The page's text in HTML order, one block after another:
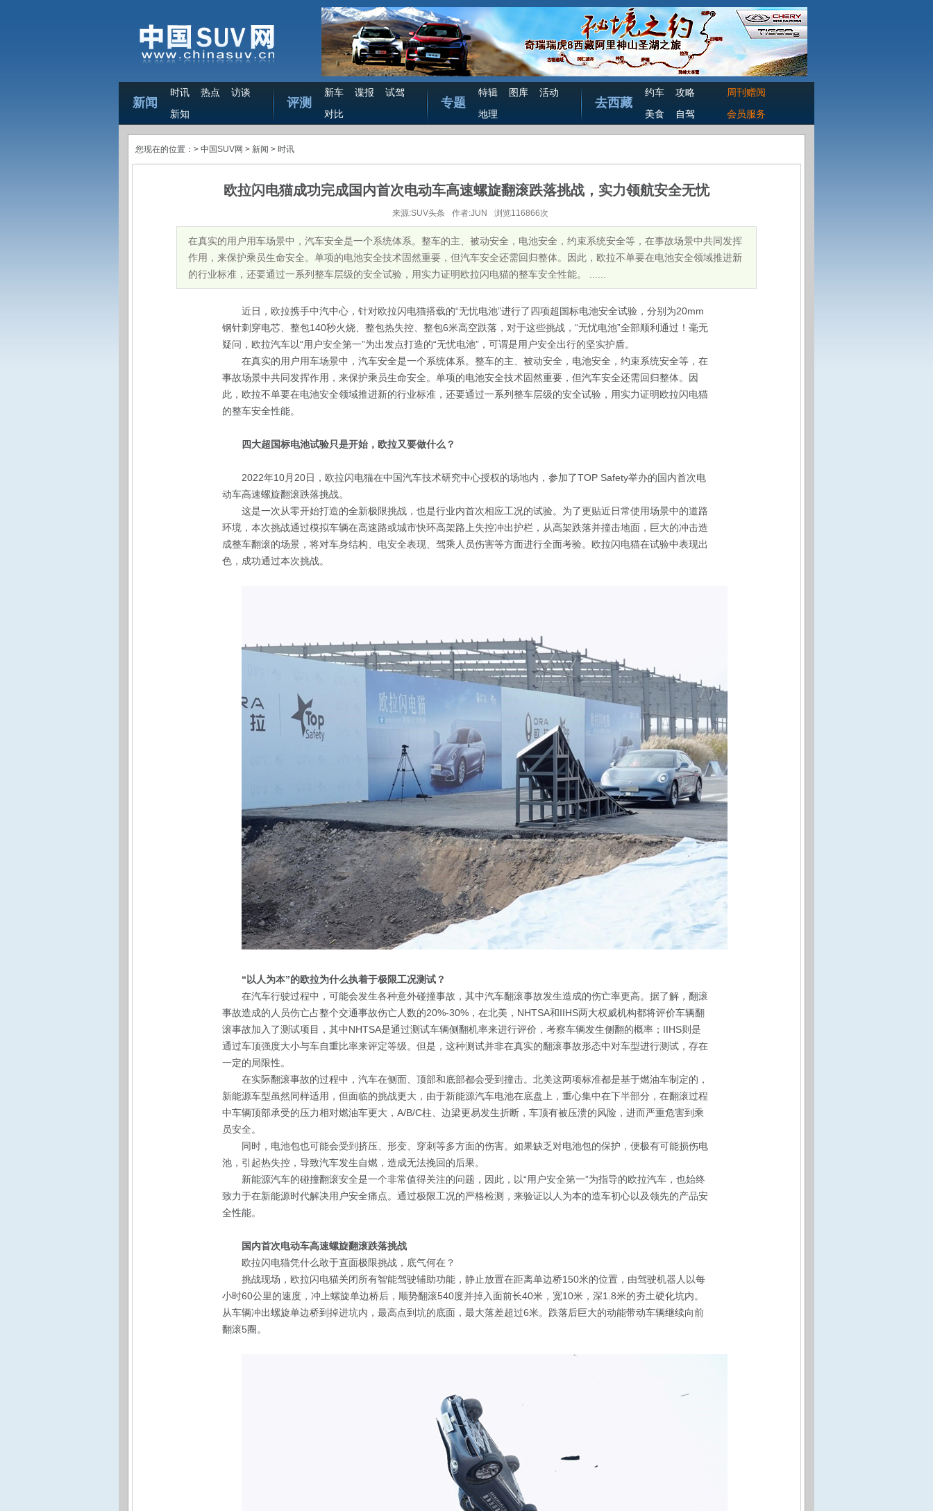
新闻
时讯 热点
访谈
新知
评测
新车 谍报
试驾
对比
专题
特辑 图库
活动
地理
去西藏
约车
攻略
美食
自驾
周刊赠阅
会员服务
您现在的位置：> 中国SUV网 > 新闻 > 时讯
欧拉闪电猫成功完成国内首次电动车高速螺旋翻滚跌落挑战，实力领航安全无忧
来源:SUV头条 作者:JUN 浏览116866次
在真实的用户用车场景中，汽车安全是一个系统体系。整车的主、被动安全，电池安全，约束系统安全等，在事故场景中共同发挥
作用，来保护乘员生命安全。单项的电池安全技术固然重要，但汽车安全还需回归整体。因此，欧拉不单要在电池安全领域推进新
的行业标准，还要通过一系列整车层级的安全试验，用实力证明欧拉闪电猫的整车安全性能。 ......
近日，欧拉携手中汽中心，针对欧拉闪电猫搭载的“无忧电池”进行了四项超国标电池安全试验，分别为20mm
钢针刺穿电芯、整包140秒火烧、整包热失控、整包6米高空跌落，对于这些挑战，“无忧电池”全部顺利通过！毫无
疑问，欧拉汽车以“用户安全第一”为出发点打造的“无忧电池”，可谓是用户安全出行的坚实护盾。
在真实的用户用车场景中，汽车安全是一个系统体系。整车的主、被动安全，电池安全，约束系统安全等，在
事故场景中共同发挥作用，来保护乘员生命安全。单项的电池安全技术固然重要，但汽车安全还需回归整体。因
此，欧拉不单要在电池安全领域推进新的行业标准，还要通过一系列整车层级的安全试验，用实力证明欧拉闪电猫
的整车安全性能。
四大超国标电池试验只是开始，欧拉又要做什么？
2022年10月20日，欧拉闪电猫在中国汽车技术研究中心授权的场地内，参加了TOP Safety举办的国内首次电
动车高速螺旋翻滚跌落挑战。
这是一次从零开始打造的全新极限挑战，也是行业内首次相应工况的试验。为了更贴近日常使用场景中的道路
环境，本次挑战通过模拟车辆在高速路或城市快环高架路上失控冲出护栏，从高架跌落并撞击地面，巨大的冲击造
成整车翻滚的场景，将对车身结构、电安全表现、驾乘人员伤害等方面进行全面考验。欧拉闪电猫在试验中表现出
色，成功通过本次挑战。
“以人为本”的欧拉为什么执着于极限工况测试？
在汽车行驶过程中，可能会发生各种意外碰撞事故，其中汽车翻滚事故发生造成的伤亡率更高。据了解，翻滚
事故造成的人员伤亡占整个交通事故伤亡人数的20%-30%，在北美，NHTSA和IIHS两大权威机构都将评价车辆翻
滚事故加入了测试项目，其中NHTSA是通过测试车辆侧翻机率来进行评价，考察车辆发生侧翻的概率；IIHS则是
通过车顶强度大小与车自重比率来评定等级。但是，这种测试并非在真实的翻滚事故形态中对车型进行测试，存在
一定的局限性。
在实际翻滚事故的过程中，汽车在侧面、顶部和底部都会受到撞击。北美这两项标准都是基于燃油车制定的，
新能源车型虽然同样适用，但面临的挑战更大，由于新能源汽车电池在底盘上，重心集中在下半部分，在翻滚过程
中车辆顶部承受的压力相对燃油车更大，A/B/C柱、边梁更易发生折断，车顶有被压溃的风险，进而严重危害到乘
员安全。
同时，电池包也可能会受到挤压、形变、穿刺等多方面的伤害。如果缺乏对电池包的保护，便极有可能损伤电
池，引起热失控，导致汽车发生自燃，造成无法挽回的后果。
新能源汽车的碰撞翻滚安全是一个非常值得关注的问题，因此，以“用户安全第一”为指导的欧拉汽车，也始终
致力于在新能源时代解决用户安全痛点。通过极限工况的严格检测，来验证以人为本的造车初心以及领先的产品安
全性能。
国内首次电动车高速螺旋翻滚跌落挑战
欧拉闪电猫凭什么敢于直面极限挑战，底气何在？
挑战现场，欧拉闪电猫关闭所有智能驾驶辅助功能，静止放置在距离单边桥150米的位置，由驾驶机器人以每
小时60公里的速度，冲上螺旋单边桥后，顺势翻滚540度并掉入面前长40米，宽10米，深1.8米的夯土硬化坑内。
从车辆冲出螺旋单边桥到掉进坑内，最高点到坑的底面，最大落差超过6米。跌落后巨大的动能带动车辆继续向前
翻滚5圈。